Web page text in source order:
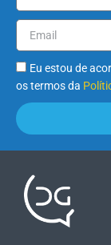
Eu estou de
os termos da